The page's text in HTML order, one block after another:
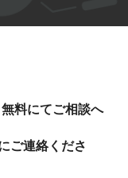
料にてご相談へ
ご連絡くださ